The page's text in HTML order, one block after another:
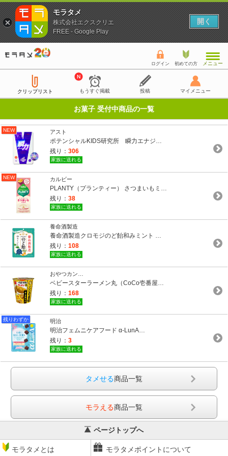
ログイン 初めての方 メニュー
クリップリスト もうすぐ掲載 投稿 マイメニュー
お菓子 受付中商品の一覧
アスト
ポテンシャルKIDS研究所 瞬力エナジ…
残り： 306
家族に送れる
NEW
カルビー
PLANTY（プランティー） さつまいもミ…
残り： 38
家族に送れる
NEW
養命酒製造
養命酒製造クロモジのど飴和みミント …
残り： 108
家族に送れる
おやつカン…
ベビースターラーメン丸（CoCo壱番屋…
残り： 168
家族に送れる
明治
明治フェムニケアフード α-LunA…
残り： 3
家族に送れる
残りわずか
タメせる商品一覧
モラえる商品一覧
ページトップへ
モラタメとは モラタメポイントについて
モラタメ
株式会社エクスクリエ
FREE - Google Play
開く